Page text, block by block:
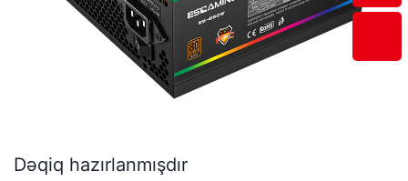
Dəqiq hazırlanmışdır